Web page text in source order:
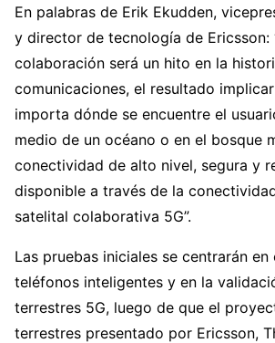
En palabras de Erik Ekudden,
y director de tecnología de Ericsson:
colaboración será un hito en la
comunicaciones, el resultado
importa dónde se encuentre el
medio de un océano o en el bosque
conectividad de alto nivel, segura y
disponible a través de la
satelital colaborativa 5G”.
Las pruebas iniciales se centrarán
teléfonos inteligentes y en la
terrestres 5G, luego de que el
terrestres presentado por Ericsson,